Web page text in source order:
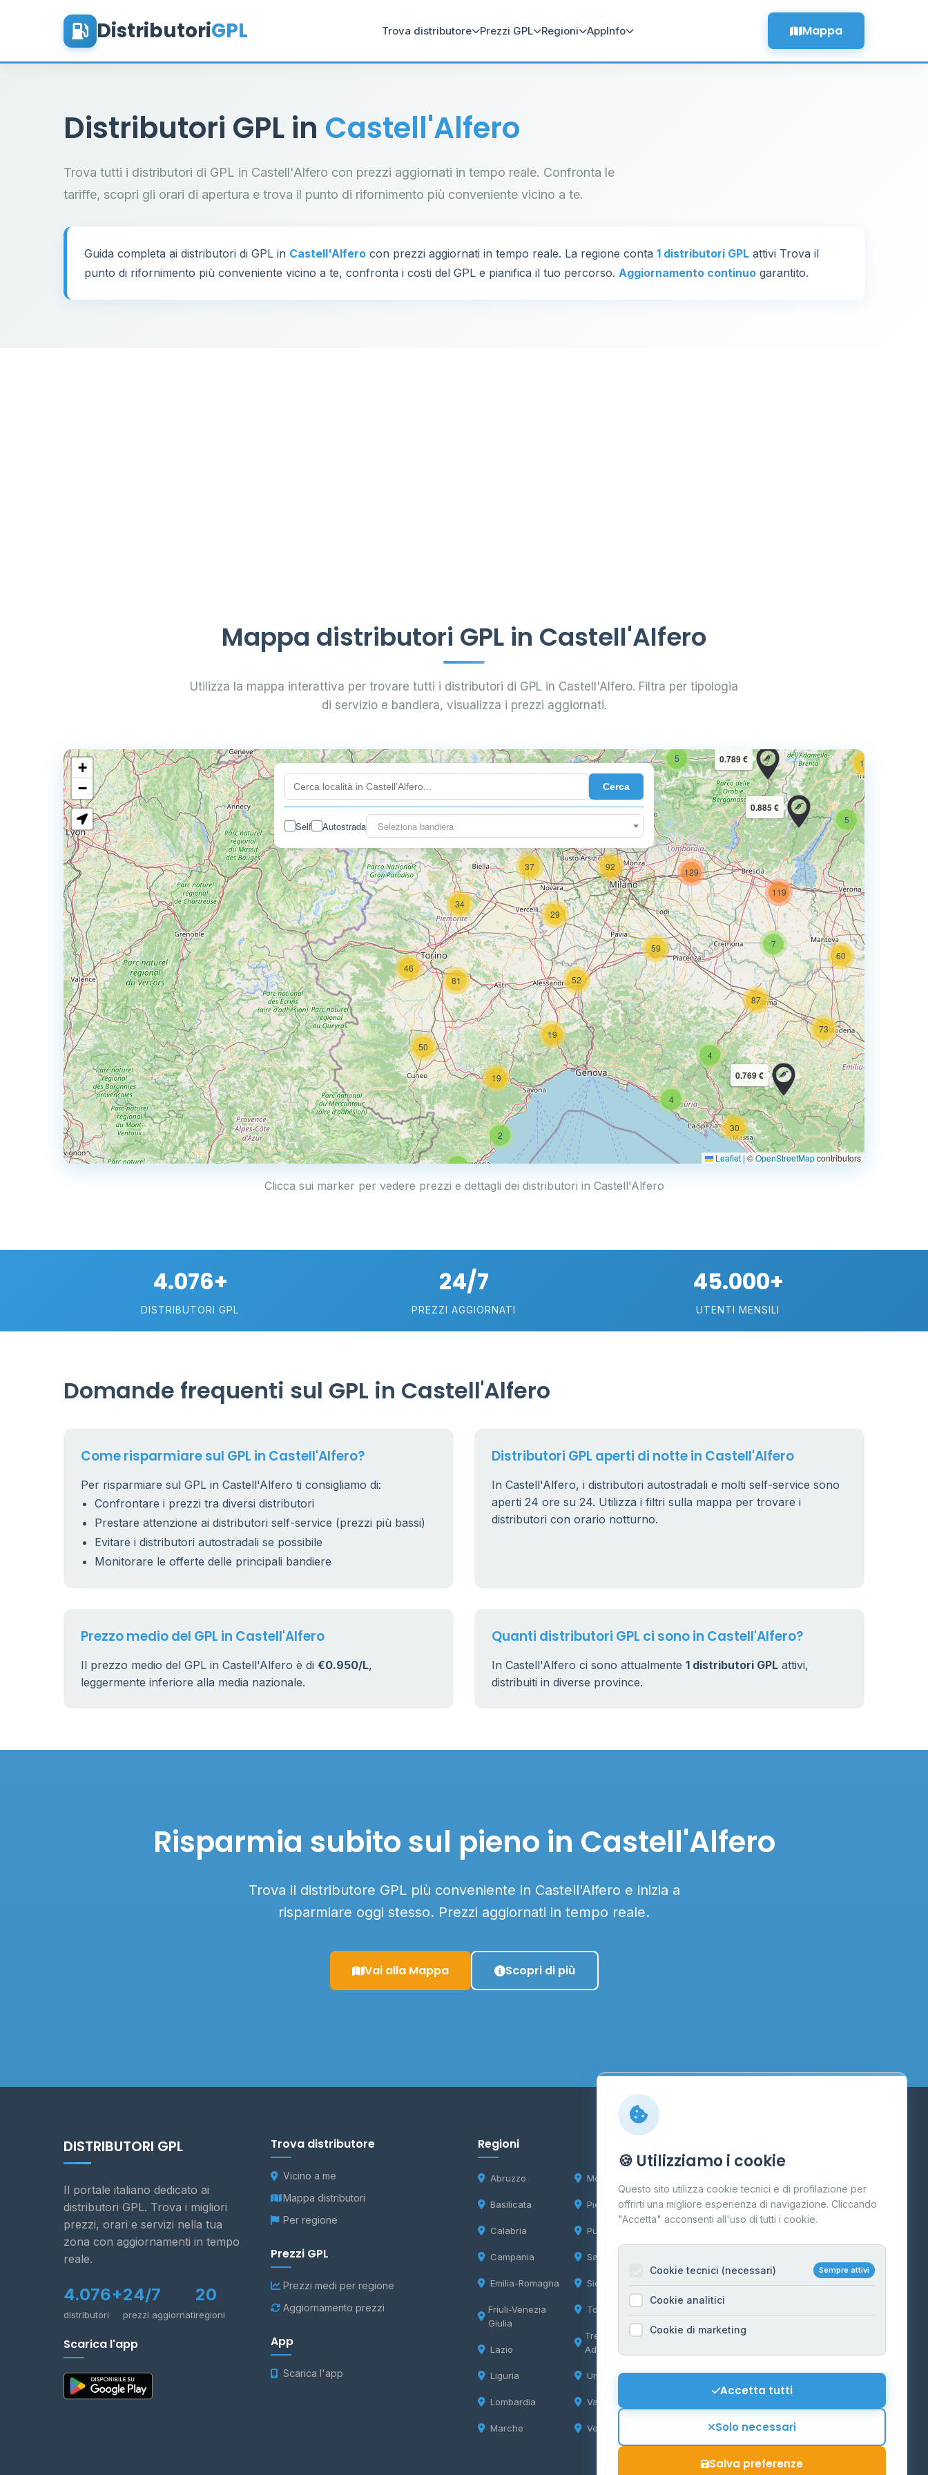
DistributoriGPL Trova distributore Prezzi GPL Regioni AppInfo Mappa
Distributori GPL in Castell'Alfero
Trova tutti i distributori di GPL in Castell'Alfero con prezzi aggiornati in tempo reale. Confronta le
tariffe, scopri gli orari di apertura e trova il punto di rifornimento più conveniente vicino a te.
Guida completa ai distributori di GPL in Castell'Alfero con prezzi aggiornati in tempo reale. La regione conta 1 distributori GPL attivi Trova il
punto di rifornimento più conveniente vicino a te, confronta i costi del GPL e pianifica il tuo percorso. Aggiornamento continuo garantito.
Mappa distributori GPL in Castell'Alfero
Utilizza la mappa interattiva per trovare tutti i distributori di GPL in Castell'Alfero. Filtra per tipologia
di servizio e bandiera, visualizza i prezzi aggiornati.
Cerca
Self Autostrada Seleziona bandiera
34
3
37
16
2
46
5
50
4
29
19
52
19
81
5
4
87
5
92
59 7
129
119
60
73
30
0.885 €
0.789 €
0.769 €
+
−
Leaflet | ©OpenStreetMapcontributors
Clicca sui marker per vedere prezzi e dettagli dei distributori in Castell'Alfero
4.076+
DISTRIBUTORI GPL
24/7
PREZZI AGGIORNATI
45.000+
UTENTI MENSILI
Domande frequenti sul GPL in Castell'Alfero
Come risparmiare sul GPL in Castell'Alfero?
Per risparmiare sul GPL in Castell'Alfero ti consigliamo di:
Confrontare i prezzi tra diversi distributori
Prestare attenzione ai distributori self-service (prezzi più bassi)
Evitare i distributori autostradali se possibile
Monitorare le offerte delle principali bandiere
Distributori GPL aperti di notte in Castell'Alfero
In Castell'Alfero, i distributori autostradali e molti self-service sono
aperti 24 ore su 24. Utilizza i filtri sulla mappa per trovare i
distributori con orario notturno.
Prezzo medio del GPL in Castell'Alfero
Il prezzo medio del GPL in Castell'Alfero è di €0.950/L,
leggermente inferiore alla media nazionale.
Quanti distributori GPL ci sono in Castell'Alfero?
In Castell'Alfero ci sono attualmente 1 distributori GPL attivi,
distribuiti in diverse province.
Risparmia subito sul pieno in Castell'Alfero
Trova il distributore GPL più conveniente in Castell'Alfero e inizia a
risparmiare oggi stesso. Prezzi aggiornati in tempo reale.
Vai alla Mappa Scopri di più
DISTRIBUTORI GPL
Il portale italiano dedicato ai
distributori GPL. Trova i migliori
prezzi, orari e servizi nella tua
zona con aggiornamenti in tempo
reale.
4.076+
distributori
24/7
prezzi aggiornati
20
regioni
Scarica l'app
Trova distributore
Vicino a me
Mappa distributori
Per regione
Prezzi GPL
Prezzi medi per regione
Aggiornamento prezzi
App
Scarica l'app
Regioni
Abruzzo
Basilicata
Calabria
Campania
Emilia-Romagna
Friuli-Venezia
Giulia
Lazio
Liguria
Lombardia
Marche
Molise
Piemonte
Puglia
Sardegna
Sicilia
Toscana
Trentino-Alto
Adige
Umbria
Valle d'Aosta
Veneto
Contatti
Per gestori
Informazioni legali
Privacy Policy
Cookie Policy
Mappa del sito
Contattaci
🍪 Utilizziamo i cookie
Questo sito utilizza cookie tecnici e di profilazione per
offrirti una migliore esperienza di navigazione. Cliccando
"Accetta" acconsenti all'uso di tutti i cookie.
Cookie tecnici (necessari) Sempre attivi
Cookie analitici
Cookie di marketing
Accetta tutti
Solo necessari
Salva preferenze